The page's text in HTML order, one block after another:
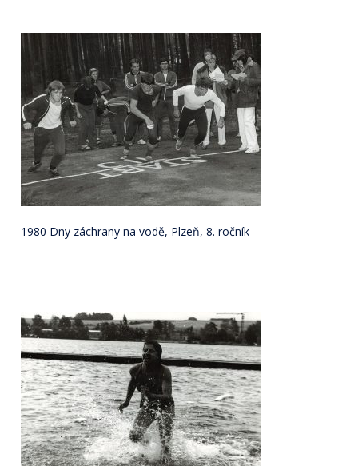
1980 Dny záchrany na vodě, Plzeň, 8. ročník